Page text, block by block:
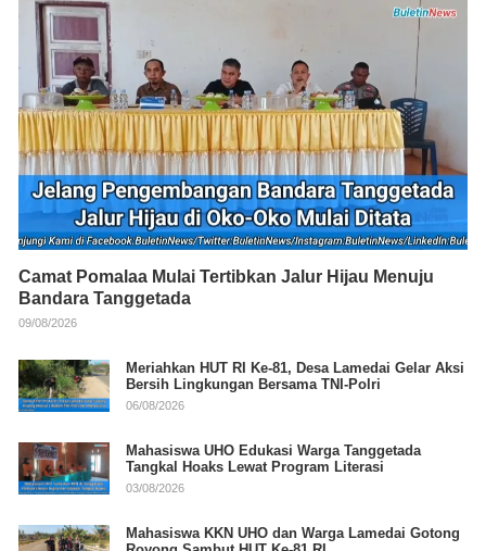
Camat Pomalaa Mulai Tertibkan Jalur Hijau Menuju
Bandara Tanggetada
09/08/2026
Meriahkan HUT RI Ke-81, Desa Lamedai Gelar Aksi
Bersih Lingkungan Bersama TNI-Polri
06/08/2026
Mahasiswa UHO Edukasi Warga Tanggetada
Tangkal Hoaks Lewat Program Literasi
03/08/2026
Mahasiswa KKN UHO dan Warga Lamedai Gotong